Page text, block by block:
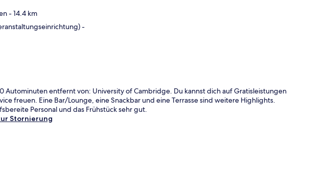
- 14.4 km
-
Autominuten entfernt von: University of Cambridge. Du kannst dich auf Gratisleistungen
freuen. Eine Bar/Lounge, eine Snackbar und eine Terrasse sind weitere Highlights.
Personal und das Frühstück sehr gut.
Stornierung